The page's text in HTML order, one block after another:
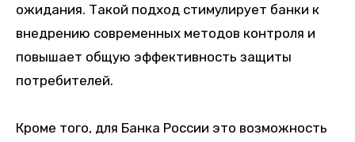
ожидания. Такой подход стимулирует банки к
внедрению современных методов контроля и
повышает общую эффективность защиты
потребителей.
Кроме того, для Банка России это возможность